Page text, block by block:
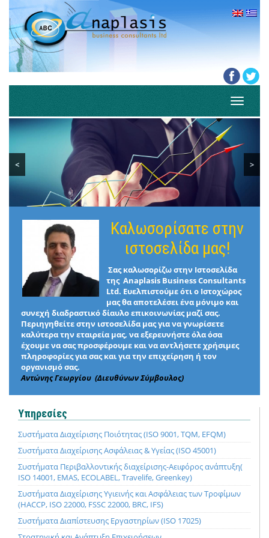
Toggle
< >
Καλωσορίσατε στην
ιστοσελίδα μας!
Σας καλωσορίζω στην Ιστοσελίδα
της Anaplasis Business Consultants
Ltd. Ευελπιστούμε ότι ο Ιστοχώρος
μας θα αποτελέσει ένα μόνιμο και
συνεχή διαδραστικό δίαυλο επικοινωνίας μαζί σας.
Περιηγηθείτε στην ιστοσελίδα μας για να γνωρίσετε
καλύτερα την εταιρεία μας, να εξερευνήστε όλα όσα
έχουμε να σας προσφέρουμε και να αντλήσετε χρήσιμες
πληροφορίες για σας και για την επιχείρηση ή τον
οργανισμό σας.
Αντώνης Γεωργίου (Διευθύνων Σύμβουλος)
Υπηρεσίες
Συστήματα Διαχείρισης Ποιότητας (ISO 9001, TQM, EFQM)
Συστήματα Διαχείρισης Ασφάλειας & Υγείας (ISO 45001)
Συστήματα Περιβαλλοντικής διαχείρισης-Αειφόρος ανάπτυξη(
ISO 14001, EMAS, ECOLABEL, Travelife, Greenkey)
Συστήματα Διαχείρισης Υγιεινής και Ασφάλειας των Τροφίμων
(HACCP, ISO 22000, FSSC 22000, BRC, IFS)
Συστήματα Διαπίστευσης Εργαστηρίων (ISO 17025)